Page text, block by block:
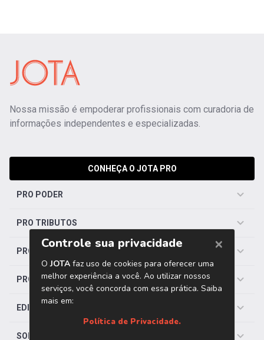
Nossa missão é empoderar profissionais com curadoria de
informações independentes e especializadas.
CONHEÇA O JOTA PRO
PRO PODER
PRO TRIBUTOS
PRO TRABALHISTA
PRO SAÚDE
EDITORIAS
SOBRE O JOTA